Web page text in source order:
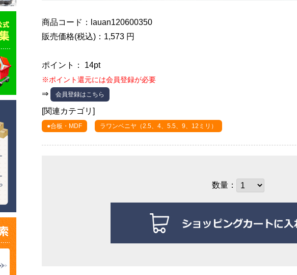
商品コード：lauan120600350
販売価格(税込)：1,573 円
ポイント： 14pt
※ポイント還元には会員登録が必要
⇒ 会員登録はこちら
[関連カテゴリ]
●合板・MDF ラワンベニヤ（2.5、4、5.5、9、12ミリ）
数量：